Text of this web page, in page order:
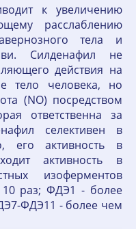
к увеличению
расслаблению
тела и
Силденафил не
действия на
тело человека, но
(NO) посредством
ответственна за
селективен в
активность в
активность в
изоферментов
раз; ФДЭ1 - более
ФДЭ11 - более чем